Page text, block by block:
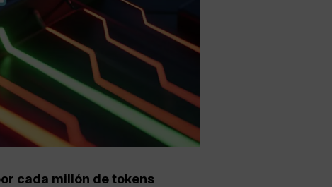
cada millón de tokens